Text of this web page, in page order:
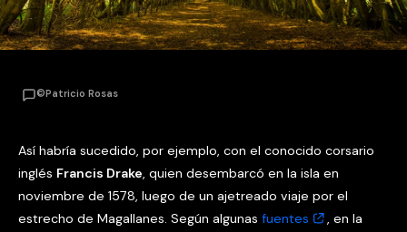
©Patricio Rosas
Así habría sucedido, por ejemplo, con el conocido corsario
inglés Francis Drake, quien desembarcó en la isla en
noviembre de 1578, luego de un ajetreado viaje por el
estrecho de Magallanes. Según algunas fuentes
, en la